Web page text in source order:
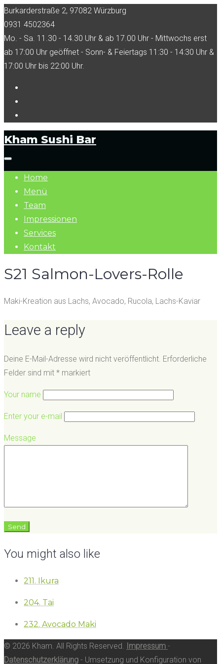
Skip
to
content
Burkarderstraße 2, 97082 Würzburg
0931 4502364
Mo. - Sa. 11.30 - 14.30 Uhr & ab 17.00 Uhr - Mittwochs erst
ab 17:00 Uhr geöffnet - Sonn- & Feiertags 11:30 - 14:30 Uhr &
17:00 Uhr bis 22:00 Uhr.
Kham Sushi Bar
Home
Menü
Team
Impressionen
Services
Kontakt
S21 Salmon-Lovers-Rolle
Maki-Kreation aus Lachs, Avocado, Rucola, Lachs-Kaviar
Leave a reply
Deine E-Mail-Adresse wird nicht veröffentlicht. Erforderliche
Felder sind mit * markiert
Your name
Enter your e-mail
Message
You might also like
211. Ikura
204. Tai
232. Avocado Maki
© 2026 Kham. All Rights Reserved. Impressum -
Datenschutzerklärung - Umsetzung und Konfiguration von